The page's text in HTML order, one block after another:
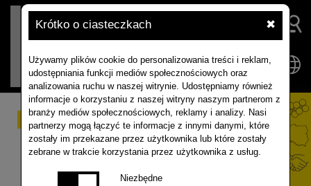
Krótko o ciasteczkach ✖
Używamy plików cookie do personalizowania treści i reklam,
udostępniania funkcji mediów społecznościowych oraz
analizowania ruchu w naszej witrynie. Udostępniamy również
informacje o korzystaniu z naszej witryny naszym partnerom z
branży mediów społecznościowych, reklamy i analizy. Nasi
partnerzy mogą łączyć te informacje z innymi danymi, które
zostały im przekazane przez użytkownika lub które zostały
zebrane w trakcie korzystania przez użytkownika z usług.
Niezbędne
Zaprawianie materiału
siewnego RAPOOL -
sezon 2025/2026